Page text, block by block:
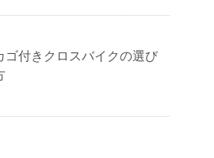
ゴ付きクロスバイクの選び